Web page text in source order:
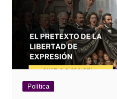
Política